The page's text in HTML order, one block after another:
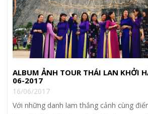
ALBUM ẢNH TOUR THÁI LAN KHỞI
06-2017
16/06/2017
Với những danh lam thắng cảnh cùng